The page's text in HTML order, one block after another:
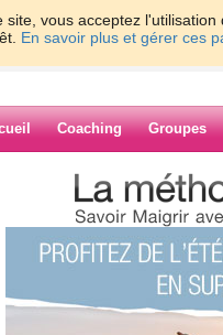
vous acceptez
En savoir plus et gérer ces
Coaching Groupes
> odetteponthus >
de
! Relaxe !